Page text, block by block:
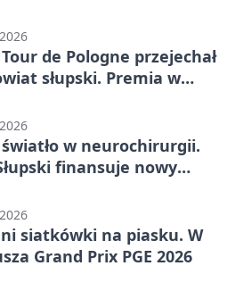
de Pologne przejechał
słupski. Premia w
światło w neurochirurgii.
finansuje nowy
siatkówki na piasku. W
Grand Prix PGE 2026